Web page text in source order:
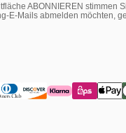
ABONNIEREN stimmen
E-Mails abmelden möchten,